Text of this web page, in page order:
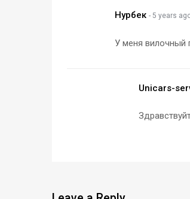
Нурбек - 5 years
У меня вилочный
Unicars-